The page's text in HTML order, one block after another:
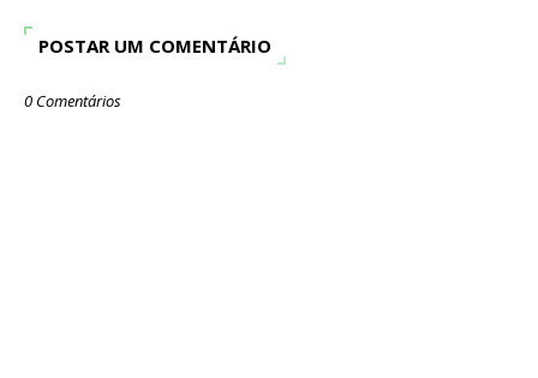
POSTAR UM COMENTÁRIO
0 Comentários